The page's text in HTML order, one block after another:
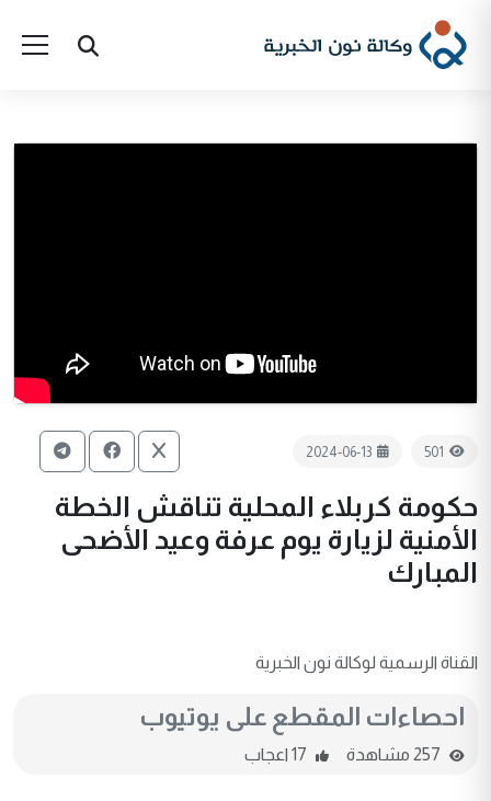
501
2024-06-13
حكومة كربلاء المحلية تناقش الخطة
الأمنية لزيارة يوم عرفة وعيد الأضحى
المبارك
القناة الرسمية لوكالة نون الخبرية
احصاءات المقطع على يوتيوب